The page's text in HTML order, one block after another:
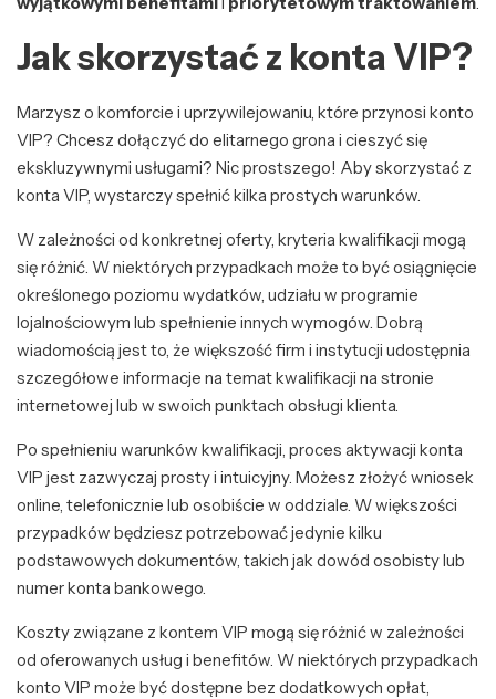
Jak skorzystać z konta VIP?
Marzysz o komforcie i uprzywilejowaniu, które przynosi konto
VIP? Chcesz dołączyć do elitarnego grona i cieszyć się
ekskluzywnymi usługami? Nic prostszego! Aby skorzystać z
konta VIP, wystarczy spełnić kilka prostych warunków.
W zależności od konkretnej oferty, kryteria kwalifikacji mogą
się różnić. W niektórych przypadkach może to być osiągnięcie
określonego poziomu wydatków, udziału w programie
lojalnościowym lub spełnienie innych wymogów. Dobrą
wiadomością jest to, że większość firm i instytucji udostępnia
szczegółowe informacje na temat kwalifikacji na stronie
internetowej lub w swoich punktach obsługi klienta.
Po spełnieniu warunków kwalifikacji, proces aktywacji konta
VIP jest zazwyczaj prosty i intuicyjny. Możesz złożyć wniosek
online, telefonicznie lub osobiście w oddziale. W większości
przypadków będziesz potrzebować jedynie kilku
podstawowych dokumentów, takich jak dowód osobisty lub
numer konta bankowego.
Koszty związane z kontem VIP mogą się różnić w zależności
od oferowanych usług i benefitów. W niektórych przypadkach
konto VIP może być dostępne bez dodatkowych opłat,